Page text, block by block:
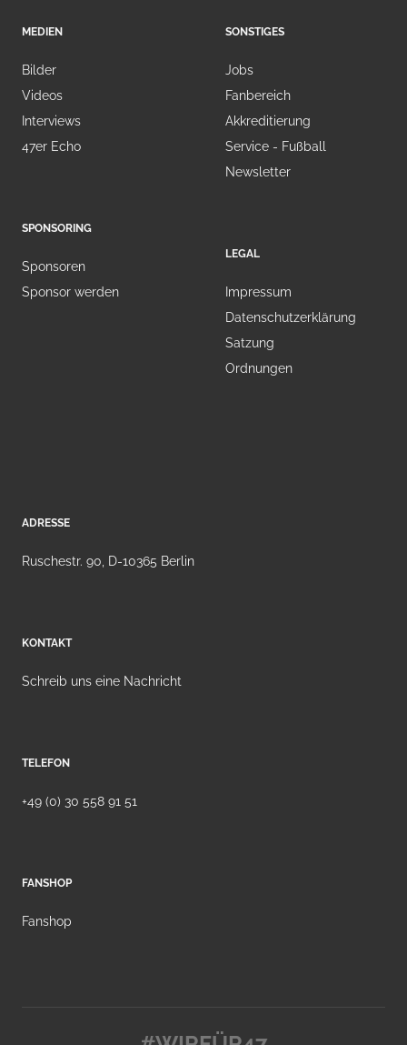
MEDIEN
Bilder
Videos
Interviews
47er Echo
SPONSORING
Sponsoren
Sponsor werden
SONSTIGES
Jobs
Fanbereich
Akkreditierung
Service - Fußball
Newsletter
LEGAL
Impressum
Datenschutzerklärung
Satzung
Ordnungen
ADRESSE
Ruschestr. 90, D-10365 Berlin
KONTAKT
Schreib uns eine Nachricht
TELEFON
+49 (0) 30 558 91 51
FANSHOP
Fanshop